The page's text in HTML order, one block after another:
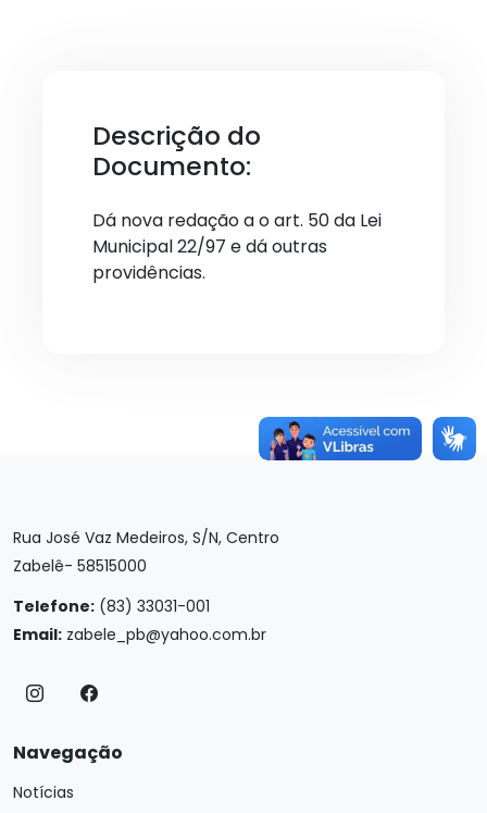
Descrição do
Documento:
Dá nova redação a o art. 50 da Lei
Municipal 22/97 e dá outras
providências.
Rua José Vaz Medeiros, S/N, Centro
Zabelê- 58515000
Telefone: (83) 33031-001
Email: zabele_pb@yahoo.com.br
Navegação
Notícias